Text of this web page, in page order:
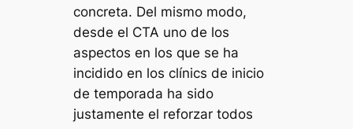
concreta. Del mismo modo,
desde el CTA uno de los
aspectos en los que se ha
incidido en los clínics de inicio
de temporada ha sido
justamente el reforzar todos